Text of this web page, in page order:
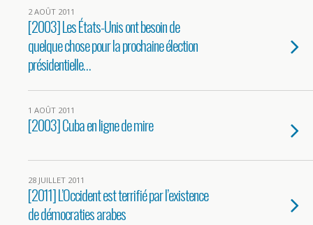
2 AOÛT 2011
[2003] Les États-Unis ont besoin de
quelque chose pour la prochaine élection
présidentielle…
1 AOÛT 2011
[2003] Cuba en ligne de mire
28 JUILLET 2011
[2011] L’Occident est terrifié par l’existence
de démocraties arabes